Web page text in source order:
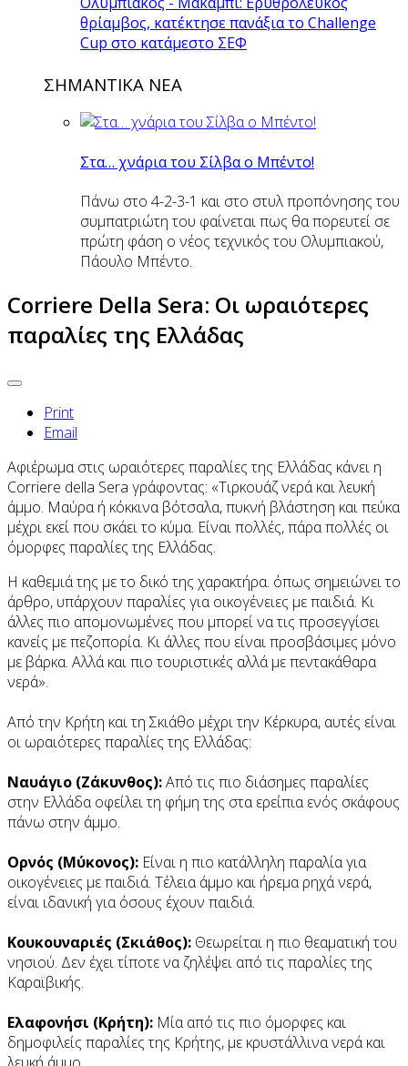
θρίαμβος, κατέκτησε πανάξια το Challenge
Cup στο κατάμεστο ΣΕΦ
ΣΗΜΑΝΤΙΚΑ ΝΕΑ
Στα… χνάρια του Σίλβα ο Μπέντο!
Πάνω στο 4-2-3-1 και στο στυλ προπόνησης του
συμπατριώτη του φαίνεται πως θα πορευτεί σε
πρώτη φάση ο νέος τεχνικός του Ολυμπιακού,
Πάουλο Μπέντο.
Corriere Della Sera: Οι ωραιότερες
παραλίες της Ελλάδας
Print
Email
Αφιέρωμα στις ωραιότερες παραλίες της Ελλάδας κάνει η
Corriere della Sera γράφοντας: «Τιρκουάζ νερά και λευκή
άμμο. Μαύρα ή κόκκινα βότσαλα, πυκνή βλάστηση και πεύκα
μέχρι εκεί που σκάει το κύμα. Είναι πολλές, πάρα πολλές οι
όμορφες παραλίες της Ελλάδας.
Η καθεμιά της με το δικό της χαρακτήρα. όπως σημειώνει το
άρθρο, υπάρχουν παραλίες για οικογένειες με παιδιά. Κι
άλλες πιο απομονωμένες που μπορεί να τις προσεγγίσει
κανείς με πεζοπορία. Κι άλλες που είναι προσβάσιμες μόνο
με βάρκα. Αλλά και πιο τουριστικές αλλά με πεντακάθαρα
νερά».
Από την Κρήτη και τη Σκιάθο μέχρι την Κέρκυρα, αυτές είναι
οι ωραιότερες παραλίες της Ελλάδας:
Ναυάγιο (Ζάκυνθος):Από τις πιο διάσημες παραλίες
στην Ελλάδα οφείλει τη φήμη της στα ερείπια ενός σκάφους
πάνω στην άμμο.
Ορνός (Μύκονος): Είναι η πιο κατάλληλη παραλία για
οικογένειες με παιδιά. Τέλεια άμμο και ήρεμα ρηχά νερά,
είναι ιδανική για όσους έχουν παιδιά.
Κουκουναριές (Σκιάθος): Θεωρείται η πιο θεαματική του
νησιού. Δεν έχει τίποτε να ζηλέψει από τις παραλίες της
Καραϊβικής.
Ελαφονήσι (Κρήτη): Μία από τις πιο όμορφες και
δημοφιλείς παραλίες της Κρήτης, με κρυστάλλινα νερά και